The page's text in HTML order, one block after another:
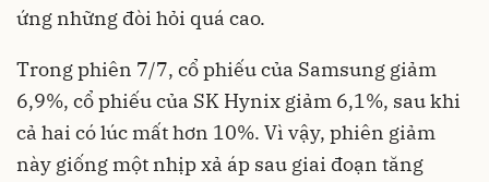
ứng những đòi hỏi quá cao.
Trong phiên 7/7, cổ phiếu của Samsung giảm
6,9%, cổ phiếu của SK Hynix giảm 6,1%, sau khi
cả hai có lúc mất hơn 10%. Vì vậy, phiên giảm
này giống một nhịp xả áp sau giai đoạn tăng